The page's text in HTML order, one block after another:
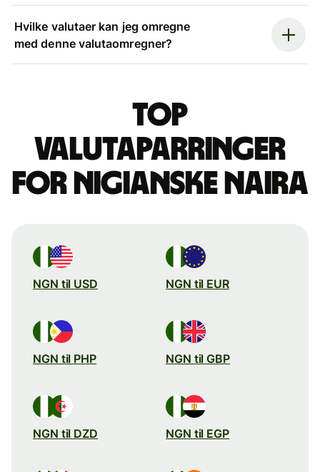
Hvilke valutaer kan jeg omregne
med denne valutaomregner?
Top
valutaparringer
for nigianske naira
NGN til USD NGN til EUR
NGN til PHP NGN til GBP
NGN til DZD NGN til EGP